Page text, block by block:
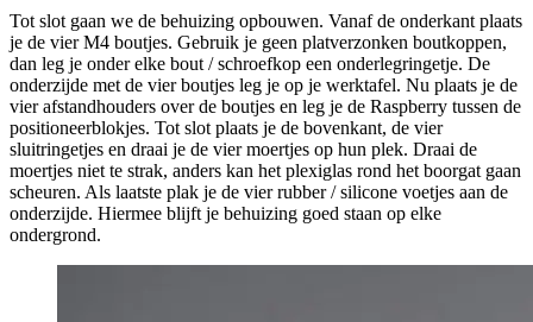
Tot slot gaan we de behuizing opbouwen. Vanaf de onderkant plaats
je de vier M4 boutjes. Gebruik je geen platverzonken boutkoppen,
dan leg je onder elke bout / schroefkop een onderlegringetje. De
onderzijde met de vier boutjes leg je op je werktafel. Nu plaats je de
vier afstandhouders over de boutjes en leg je de Raspberry tussen de
positioneerblokjes. Tot slot plaats je de bovenkant, de vier
sluitringetjes en draai je de vier moertjes op hun plek. Draai de
moertjes niet te strak, anders kan het plexiglas rond het boorgat gaan
scheuren. Als laatste plak je de vier rubber / silicone voetjes aan de
onderzijde. Hiermee blijft je behuizing goed staan op elke
ondergrond.